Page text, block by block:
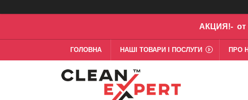
АКЦИЯ!- от
ГОЛОВНА НАШІ ТОВАРИ І ПОСЛУГИ ПРО